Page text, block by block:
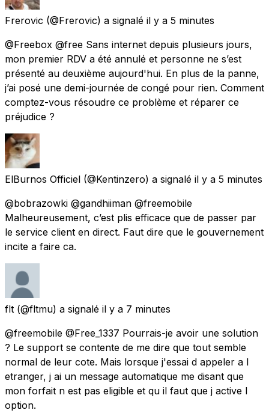
Frerovic (@Frerovic) a signalé il y a 5 minutes
@Freebox @free Sans internet depuis plusieurs jours,
mon premier RDV a été annulé et personne ne s’est
présenté au deuxième aujourd'hui. En plus de la panne,
j’ai posé une demi-journée de congé pour rien. Comment
comptez-vous résoudre ce problème et réparer ce
préjudice ?
ElBurnos Officiel (@Kentinzero) a signalé il y a 5 minutes
@bobrazowki @gandhiiman @freemobile
Malheureusement, c’est plis efficace que de passer par
le service client en direct. Faut dire que le gouvernement
incite a faire ca.
flt (@fltmu) a signalé il y a 7 minutes
@freemobile @Free_1337 Pourrais-je avoir une solution
? Le support se contente de me dire que tout semble
normal de leur cote. Mais lorsque j'essai d appeler a l
etranger, j ai un message automatique me disant que
mon forfait n est pas eligible et qu il faut que j active l
option.